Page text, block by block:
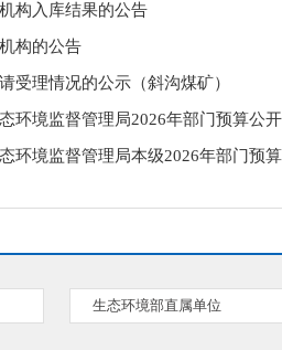
构入库结果的公告
构的公告
受理情况的公示（斜沟煤矿）
环境监督管理局2026年部门预算公开
环境监督管理局本级2026年部门预
生态环境部直属单位